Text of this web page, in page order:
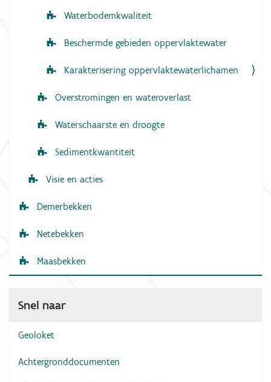
Waterbodemkwaliteit
Beschermde gebieden oppervlaktewater
Karakterisering oppervlaktewaterlichamen
Overstromingen en wateroverlast
Waterschaarste en droogte
Sedimentkwantiteit
Visie en acties
Demerbekken
Netebekken
Maasbekken
Snel naar
Geoloket
Achtergronddocumenten